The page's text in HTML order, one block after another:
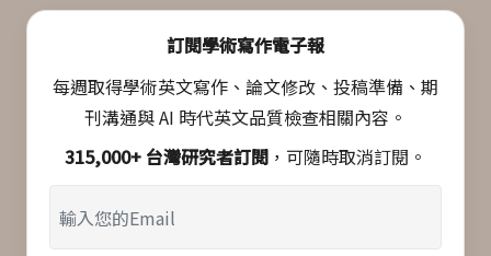
訂閱學術寫作電子報
每週取得學術英文寫作、論文修改、投稿準備、期
刊溝通與 AI 時代英文品質檢查相關內容。
315,000+ 台灣研究者訂閱 ，可隨時取消訂閱。